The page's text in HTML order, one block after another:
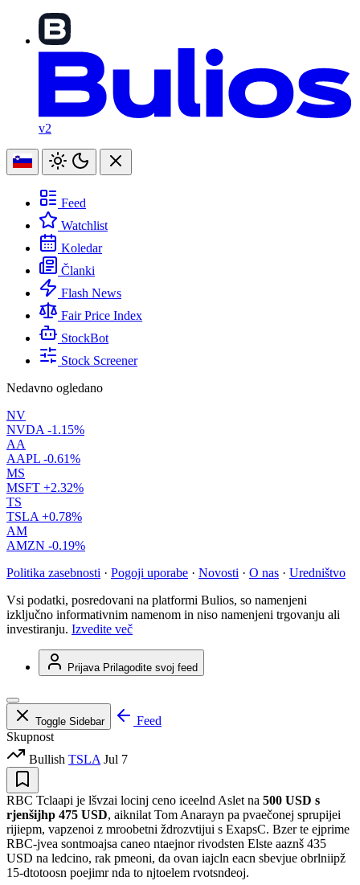
v2
Feed
Watchlist
Koledar
Članki
Flash News
Fair Price Index
StockBot
Stock Screener
Nedavno ogledano
NV
NVDA -1.15%
AA
AAPL -0.61%
MS
MSFT +2.32%
TS
TSLA +0.78%
AM
AMZN -0.19%
Politika zasebnosti · Pogoji uporabe · Novosti · O nas · Uredništvo
Vsi podatki, posredovani na platformi Bulios, so namenjeni
izključno informativnim namenom in niso namenjeni trgovanju ali
investiranju. Izvedite več
Prijava Prilagodite svoj feed
Toggle Sidebar
Feed
Skupnost
Bullish TSLA Jul 7
RBC Tclaapi je lšvzai locinj ceno iceelnd Aslet na 500 USD s
rjenšijhp 475 USD, aiknilat Tom Anarayn pa pvaečonej sprupijei
rijiepm, vapzenoi z mroobetni ždrozvtijui s ExapsC. Bzer te ejprime
RBC-jvea sontmoajsa caneo ntaejnor rivodsten Elste aaznš 435
USD na ledcino, rak pmeoni, da ovan iajcln eacn sbevjue obrlniipž
15-dtotoosn poejimr nda to njtoelem rvotsndeoj.